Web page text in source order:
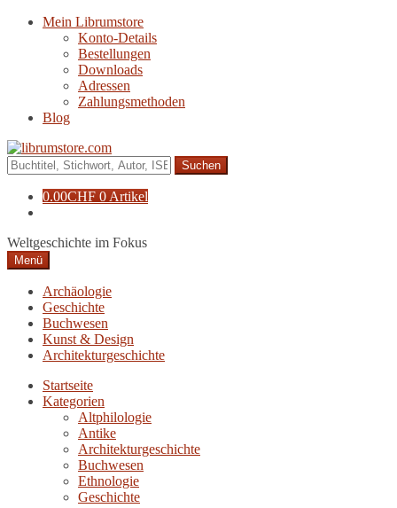
Navigation
Zum
Mein Librumstore
Konto-Details
Bestellungen
Downloads
Adressen
Zahlungsmethoden
Blog
Suche
nach:
0.00CHF 0 Artikel
Weltgeschichte im Fokus
Menü
Archäologie
Geschichte
Buchwesen
Kunst & Design
Architekturgeschichte
Startseite
Kategorien
Altphilologie
Antike
Architekturgeschichte
Buchwesen
Ethnologie
Geschichte